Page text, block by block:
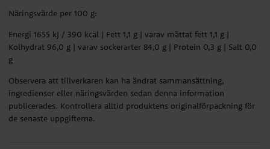
Näringsvärde per 100 g:
Energi 1655 kJ / 390 kcal | Fett 1,1 g | varav mättat fett 1,1 g |
Kolhydrat 96,0 g | varav sockerarter 84,0 g | Protein 0,3 g | Salt 0,0
g
Observera att tillverkaren kan ha ändrat sammansättning,
ingredienser eller näringsvärden sedan denna information
publicerades. Kontrollera alltid produktens originalförpackning för
de senaste uppgifterna.